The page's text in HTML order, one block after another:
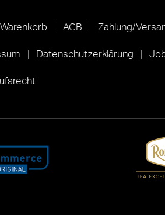
AGB Zahlung/
Datenschutzerklärung